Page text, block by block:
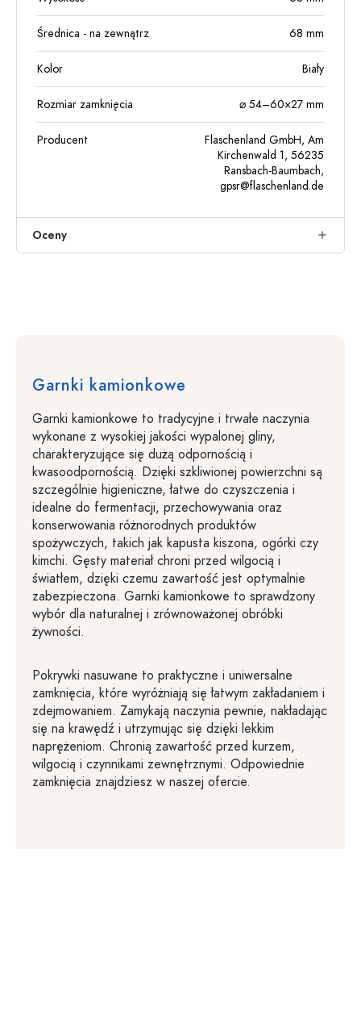
Średnica - na zewnątrz 68 mm
Kolor Biały
Rozmiar zamknięcia ⌀ 54–60×27 mm
Producent
Flaschenland GmbH, Am
Kirchenwald 1, 56235
Ransbach-Baumbach,
gpsr@flaschenland.de
Oceny
Garnki kamionkowe
Garnki kamionkowe to tradycyjne i trwałe naczynia
wykonane z wysokiej jakości wypalonej gliny,
charakteryzujące się dużą odpornością i
kwasoodpornością. Dzięki szkliwionej powierzchni są
szczególnie higieniczne, łatwe do czyszczenia i
idealne do fermentacji, przechowywania oraz
konserwowania różnorodnych produktów
spożywczych, takich jak kapusta kiszona, ogórki czy
kimchi. Gęsty materiał chroni przed wilgocią i
światłem, dzięki czemu zawartość jest optymalnie
zabezpieczona. Garnki kamionkowe to sprawdzony
wybór dla naturalnej i zrównoważonej obróbki
żywności.
Pokrywki nasuwane to praktyczne i uniwersalne
zamknięcia, które wyróżniają się łatwym zakładaniem i
zdejmowaniem. Zamykają naczynia pewnie, nakładając
się na krawędź i utrzymując się dzięki lekkim
naprężeniom. Chronią zawartość przed kurzem,
wilgocią i czynnikami zewnętrznymi. Odpowiednie
zamknięcia znajdziesz w naszej ofercie.